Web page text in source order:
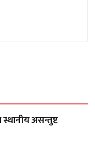
असन्तुष्ट